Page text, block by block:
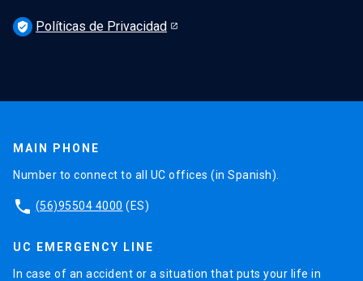
verified_user Políticas de Privacidad
MAIN PHONE
Number to connect to all UC offices (in Spanish).
phone (56)95504 4000 (ES)
UC EMERGENCY LINE
In case of an accident or a situation that puts your life in